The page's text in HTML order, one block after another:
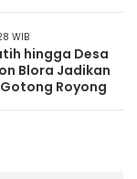
WIB
hingga Desa
Blora Jadikan
Gotong Royong